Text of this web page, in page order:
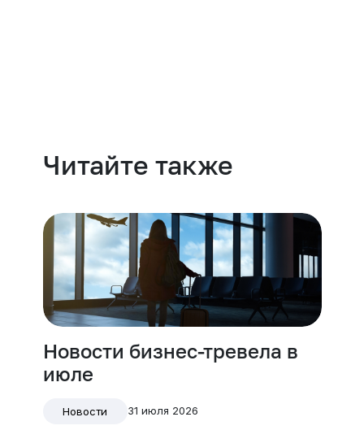
Читайте также
Новости бизнес-тревела в
июле
Новости 31 июля 2026